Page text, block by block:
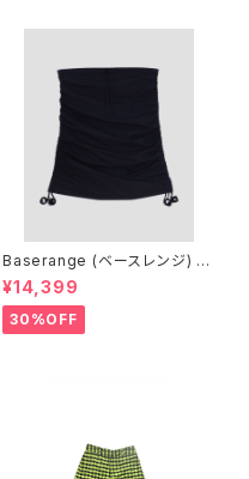
Baserange (ベースレンジ) PI
CTORIAL SKIRT (BLACK)
¥14,399
30%OFF